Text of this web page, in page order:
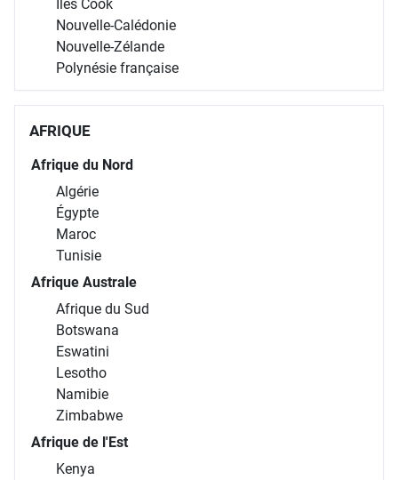
Îles Cook
Nouvelle-Calédonie
Nouvelle-Zélande
Polynésie française
AFRIQUE
Afrique du Nord
Algérie
Égypte
Maroc
Tunisie
Afrique Australe
Afrique du Sud
Botswana
Eswatini
Lesotho
Namibie
Zimbabwe
Afrique de l'Est
Kenya